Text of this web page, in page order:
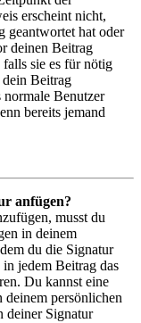
erscheint nicht,
geantwortet hat oder
deinen Beitrag
sie es für nötig
Beitrag
normale Benutzer
bereits jemand
anfügen?
musst du
in deinem
du die Signatur
jedem Beitrag das
Du kannst eine
persönlichen
deiner Signatur